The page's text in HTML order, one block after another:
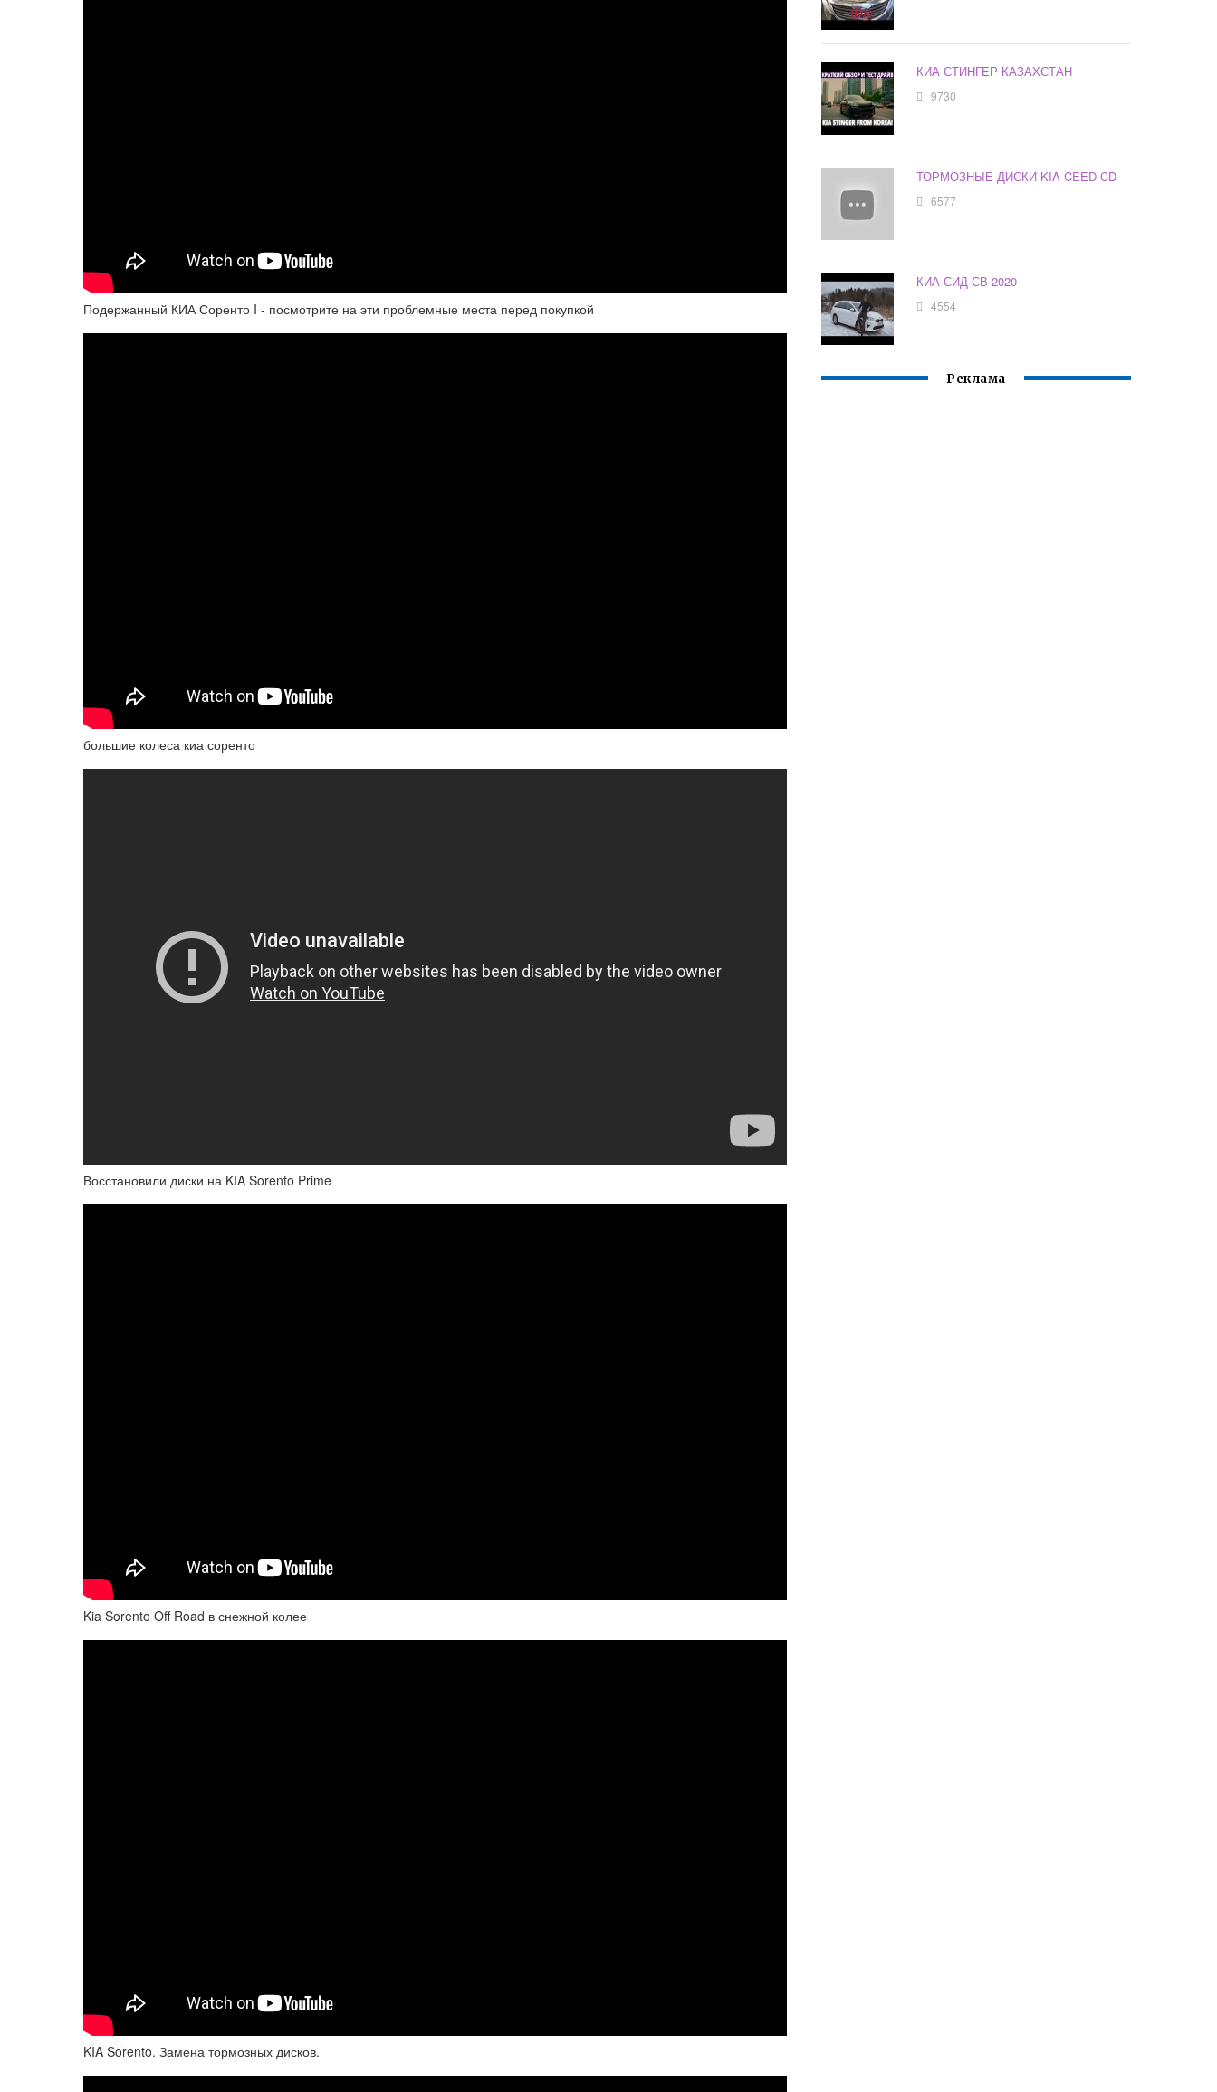
Подержанный КИА Соренто I - посмотрите на эти проблемные места перед покупкой
большие колеса киа соренто
Восстановили диски на KIA Sorento Prime
Kia Sorento Off Road в снежной колее
KIA Sorento. Замена тормозных дисков.
КИА СТИНГЕР КАЗАХСТАН
9730
ТОРМОЗНЫЕ ДИСКИ KIA CEED CD
6577
КИА СИД СВ 2020
4554
Реклама